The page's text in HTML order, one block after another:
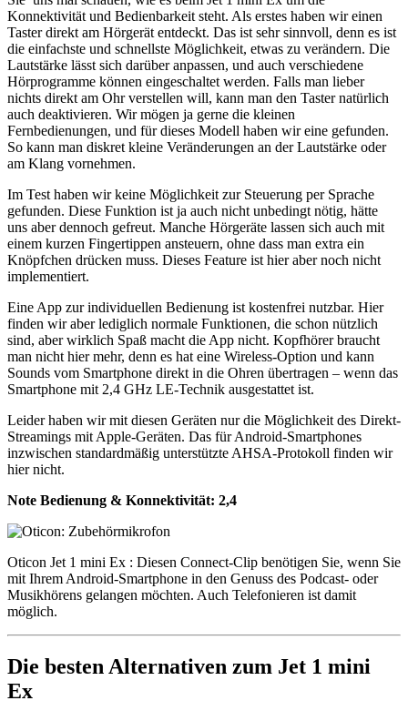
Konnektivität und Bedienbarkeit steht. Als erstes haben wir einen
Taster direkt am Hörgerät entdeckt. Das ist sehr sinnvoll, denn es ist
die einfachste und schnellste Möglichkeit, etwas zu verändern. Die
Lautstärke lässt sich darüber anpassen, und auch verschiedene
Hörprogramme können eingeschaltet werden. Falls man lieber
nichts direkt am Ohr verstellen will, kann man den Taster natürlich
auch deaktivieren. Wir mögen ja gerne die kleinen
Fernbedienungen, und für dieses Modell haben wir eine gefunden.
So kann man diskret kleine Veränderungen an der Lautstärke oder
am Klang vornehmen.
Im Test haben wir keine Möglichkeit zur Steuerung per Sprache
gefunden. Diese Funktion ist ja auch nicht unbedingt nötig, hätte
uns aber dennoch gefreut. Manche Hörgeräte lassen sich auch mit
einem kurzen Fingertippen ansteuern, ohne dass man extra ein
Knöpfchen drücken muss. Dieses Feature ist hier aber noch nicht
implementiert.
Eine App zur individuellen Bedienung ist kostenfrei nutzbar. Hier
finden wir aber lediglich normale Funktionen, die schon nützlich
sind, aber wirklich Spaß macht die App nicht. Kopfhörer braucht
man nicht hier mehr, denn es hat eine Wireless-Option und kann
Sounds vom Smartphone direkt in die Ohren übertragen – wenn das
Smartphone mit 2,4 GHz LE-Technik ausgestattet ist.
Leider haben wir mit diesen Geräten nur die Möglichkeit des Direkt-
Streamings mit Apple-Geräten. Das für Android-Smartphones
inzwischen standardmäßig unterstützte AHSA-Protokoll finden wir
hier nicht.
Note Bedienung & Konnektivität: 2,4
Oticon Jet 1 mini Ex : Diesen Connect-Clip benötigen Sie, wenn Sie
mit Ihrem Android-Smartphone in den Genuss des Podcast- oder
Musikhörens gelangen möchten. Auch Telefonieren ist damit
möglich.
Die besten Alternativen zum Jet 1 mini
Ex